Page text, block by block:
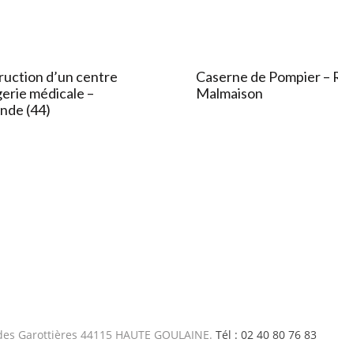
d’un centre
médicale –
(44)
Caserne de Pompier –
Malmaison
Garottières 44115 HAUTE GOULAINE. Tél : 02 40 80 76 83